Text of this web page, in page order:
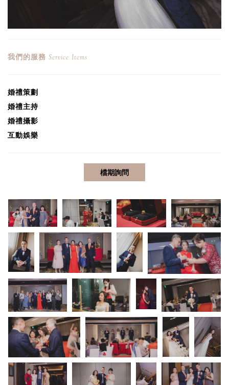
我們的服務 Service Items
婚禮策劃
婚禮主持
婚禮攝影
互動娛樂